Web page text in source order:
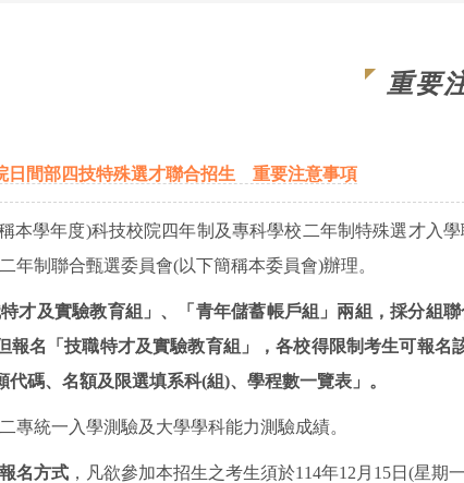
重要
日間部四技特殊選才聯合招生 重要注意事項
本學年度)科技校院四年制及專科學校二年制特殊選才入
年制聯合甄選委員會(以下簡稱本委員會)辦理。
才及實驗教育組」、「青年儲蓄帳戶組」兩組，採分組
報名「技職特才及實驗教育組」，各校得限制考生可報名
代碼、名額及限選填系科(組)、學程數一覽表」。
專統一入學測驗及大學學科能力測驗成績。
名方式 ，凡欲參加本招生之考生須於114年12 月 15日 (星期一